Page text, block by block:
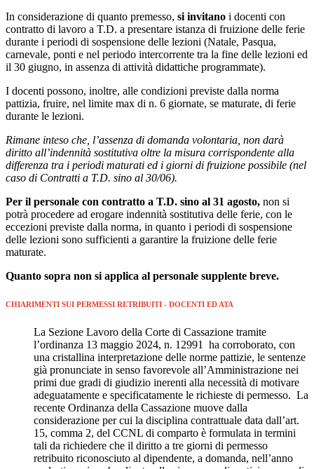
In considerazione di quanto premesso, si invitano i docenti con
contratto di lavoro a T.D. a presentare istanza di fruizione delle ferie
durante i periodi di sospensione delle lezioni (Natale, Pasqua,
carnevale, ponti e nel periodo intercorrente tra la fine delle lezioni ed
il 30 giugno, in assenza di attività didattiche programmate).
I docenti possono, inoltre, alle condizioni previste dalla norma
pattizia, fruire, nel limite max di n. 6 giornate, se maturate, di ferie
durante le lezioni.
Rimane inteso che, l’assenza di domanda volontaria, non darà
diritto all’indennità sostitutiva oltre la misura corrispondente alla
differenza tra i periodi maturati ed i giorni di fruizione possibile (nel
caso di Contratti a T.D. sino al 30/06).
Per il personale con contratto a T.D. sino al 31 agosto, non si
potrà procedere ad erogare indennità sostitutiva delle ferie, con le
eccezioni previste dalla norma, in quanto i periodi di sospensione
delle lezioni sono sufficienti a garantire la fruizione delle ferie
maturate.
Quanto sopra non si applica al personale supplente breve.
CHIARIMENTI SUI PERMESSI RETRIBUITI - DOCENTI ED ATA
La Sezione Lavoro della Corte di Cassazione tramite
l’ordinanza 13 maggio 2024, n. 12991 ha corroborato, con
una cristallina interpretazione delle norme pattizie, le sentenze
già pronunciate in senso favorevole all’Amministrazione nei
primi due gradi di giudizio inerenti alla necessità di motivare
adeguatamente e specificatamente le richieste di permesso. La
recente Ordinanza della Cassazione muove dalla
considerazione per cui la disciplina contrattuale data dall’art.
15, comma 2, del CCNL di comparto è formulata in termini
tali da richiedere che il diritto a tre giorni di permesso
retribuito riconosciuto al dipendente, a domanda, nell’anno